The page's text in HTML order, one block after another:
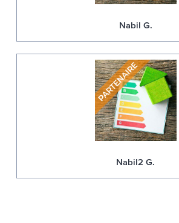
Nabil G.
Nabil2 G.